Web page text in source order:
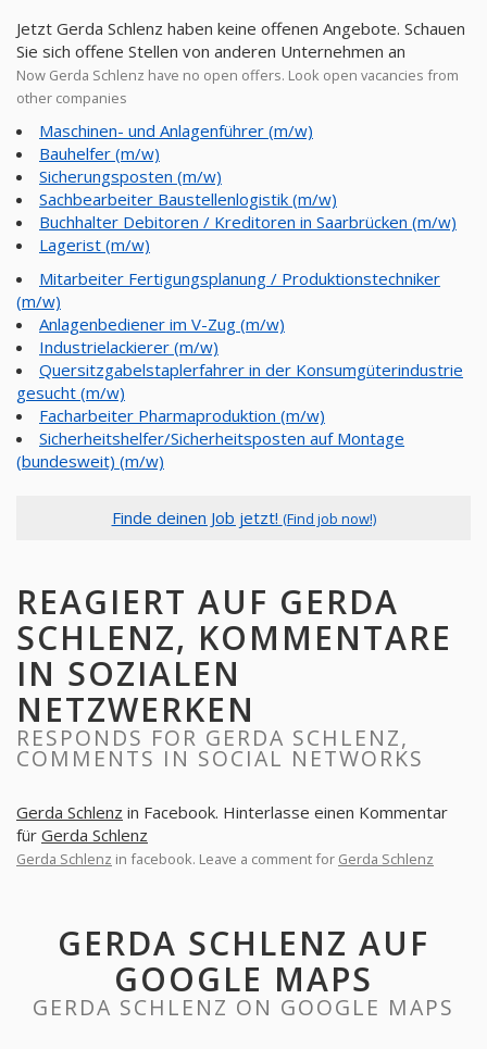
Jetzt Gerda Schlenz haben keine offenen Angebote. Schauen
Sie sich offene Stellen von anderen Unternehmen an
Now Gerda Schlenz have no open offers. Look open vacancies from
other companies
Maschinen- und Anlagenführer (m/w)
Bauhelfer (m/w)
Sicherungsposten (m/w)
Sachbearbeiter Baustellenlogistik (m/w)
Buchhalter Debitoren / Kreditoren in Saarbrücken (m/w)
Lagerist (m/w)
Mitarbeiter Fertigungsplanung / Produktionstechniker
(m/w)
Anlagenbediener im V-Zug (m/w)
Industrielackierer (m/w)
Quersitzgabelstaplerfahrer in der Konsumgüterindustrie
gesucht (m/w)
Facharbeiter Pharmaproduktion (m/w)
Sicherheitshelfer/Sicherheitsposten auf Montage
(bundesweit) (m/w)
Finde deinen Job jetzt! (Find job now!)
REAGIERT AUF GERDA
SCHLENZ, KOMMENTARE
IN SOZIALEN
NETZWERKEN
RESPONDS FOR GERDA SCHLENZ,
COMMENTS IN SOCIAL NETWORKS
Gerda Schlenz in Facebook. Hinterlasse einen Kommentar
für Gerda Schlenz
Gerda Schlenz in facebook. Leave a comment for Gerda Schlenz
GERDA SCHLENZ AUF
GOOGLE MAPS
GERDA SCHLENZ ON GOOGLE MAPS